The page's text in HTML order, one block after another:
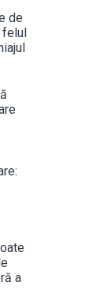
de
felul
a